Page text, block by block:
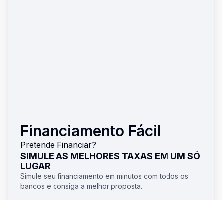
Financiamento Fácil
Pretende Financiar?
SIMULE AS MELHORES TAXAS EM UM SÓ
LUGAR
Simule seu financiamento em minutos com todos os
bancos e consiga a melhor proposta.